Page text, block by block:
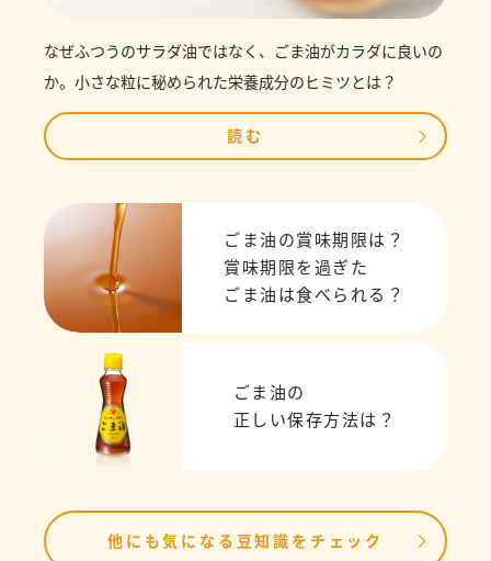
なぜふつうのサラダ油ではなく、ごま油がカラダに良いの
か。小さな粒に秘められた栄養成分のヒミツとは？
読む
ごま油の賞味期限は？
賞味期限を過ぎた
ごま油は食べられる？
ごま油の
正しい保存方法は？
他にも気になる豆知識をチェック